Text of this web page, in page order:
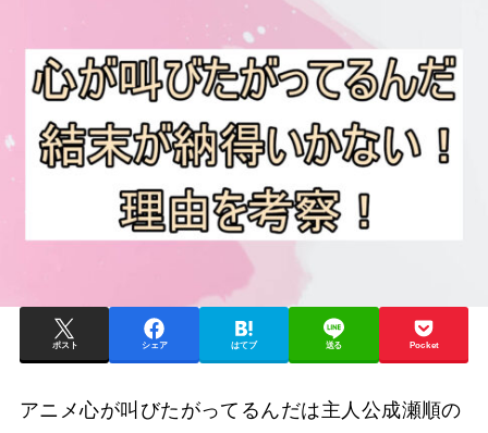
ポスト シェア はてブ 送る Pocket
アニメ心が叫びたがってるんだは主人公成瀬順の